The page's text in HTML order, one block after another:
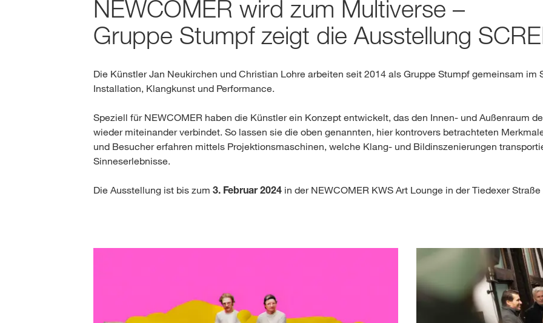
English
Local
Country
NEWCOMER wird zum Multiverse –
Gruppe Stumpf zeigt die Ausstellung
Die Künstler Jan Neukirchen und Christian Lohre arbeiten seit 2014 als Gruppe Stumpf gemeinsam im
Installation, Klangkunst und Performance.
Speziell für NEWCOMER haben die Künstler ein Konzept entwickelt, das den Innen- und Außenraum
wieder miteinander verbindet. So lassen sie die oben genannten, hier kontrovers betrachteten
und Besucher erfahren mittels Projektionsmaschinen, welche Klang- und Bildinszenierungen
Sinneserlebnisse.
Die Ausstellung ist bis zum 3. Februar 2024 in der NEWCOMER KWS Art Lounge in der Tiedexer